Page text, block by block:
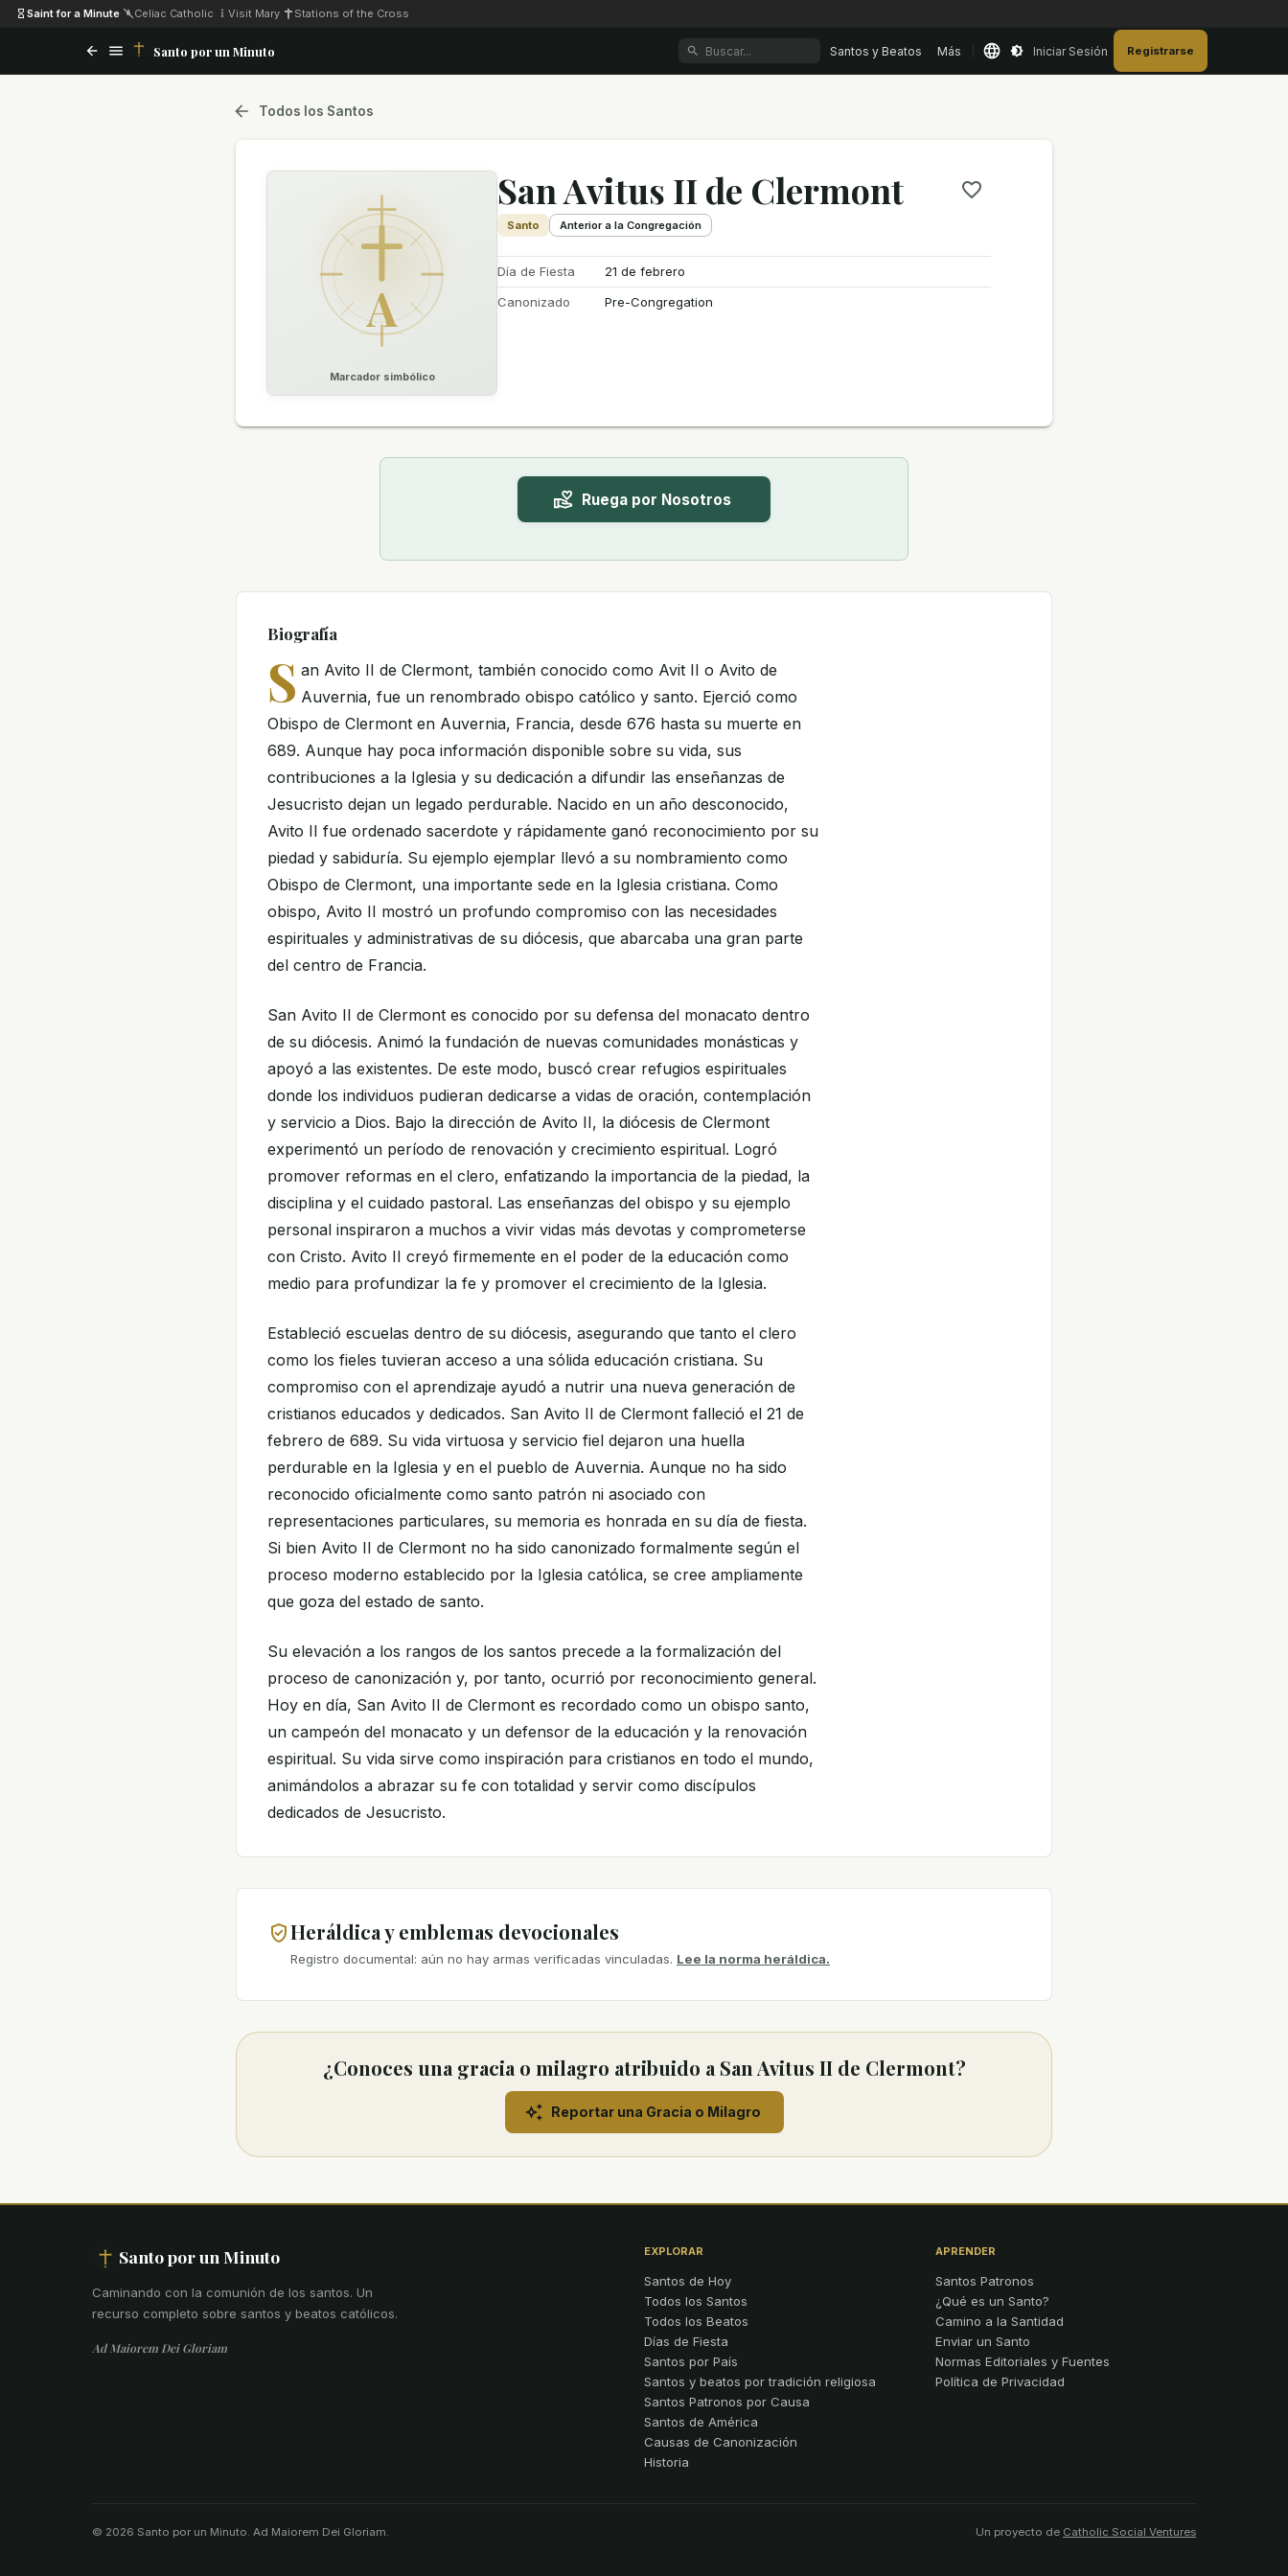
Saint for a Minute Celiac Catholic Visit Mary Stations of the Cross
Santo por un Minuto Santos y Beatos Más Iniciar Sesión Registrarse
Todos los Santos
A
Marcador simbólico
San Avitus II de Clermont
Santo Anterior a la Congregación
Día de Fiesta
21 de febrero
Canonizado
Pre-Congregation
Ruega por Nosotros
Biografía
S an Avito II de Clermont, también conocido como Avit II o Avito de
Auvernia, fue un renombrado obispo católico y santo. Ejerció como
Obispo de Clermont en Auvernia, Francia, desde 676 hasta su muerte en
689. Aunque hay poca información disponible sobre su vida, sus
contribuciones a la Iglesia y su dedicación a difundir las enseñanzas de
Jesucristo dejan un legado perdurable. Nacido en un año desconocido,
Avito II fue ordenado sacerdote y rápidamente ganó reconocimiento por su
piedad y sabiduría. Su ejemplo ejemplar llevó a su nombramiento como
Obispo de Clermont, una importante sede en la Iglesia cristiana. Como
obispo, Avito II mostró un profundo compromiso con las necesidades
espirituales y administrativas de su diócesis, que abarcaba una gran parte
del centro de Francia.
San Avito II de Clermont es conocido por su defensa del monacato dentro
de su diócesis. Animó la fundación de nuevas comunidades monásticas y
apoyó a las existentes. De este modo, buscó crear refugios espirituales
donde los individuos pudieran dedicarse a vidas de oración, contemplación
y servicio a Dios. Bajo la dirección de Avito II, la diócesis de Clermont
experimentó un período de renovación y crecimiento espiritual. Logró
promover reformas en el clero, enfatizando la importancia de la piedad, la
disciplina y el cuidado pastoral. Las enseñanzas del obispo y su ejemplo
personal inspiraron a muchos a vivir vidas más devotas y comprometerse
con Cristo. Avito II creyó firmemente en el poder de la educación como
medio para profundizar la fe y promover el crecimiento de la Iglesia.
Estableció escuelas dentro de su diócesis, asegurando que tanto el clero
como los fieles tuvieran acceso a una sólida educación cristiana. Su
compromiso con el aprendizaje ayudó a nutrir una nueva generación de
cristianos educados y dedicados. San Avito II de Clermont falleció el 21 de
febrero de 689. Su vida virtuosa y servicio fiel dejaron una huella
perdurable en la Iglesia y en el pueblo de Auvernia. Aunque no ha sido
reconocido oficialmente como santo patrón ni asociado con
representaciones particulares, su memoria es honrada en su día de fiesta.
Si bien Avito II de Clermont no ha sido canonizado formalmente según el
proceso moderno establecido por la Iglesia católica, se cree ampliamente
que goza del estado de santo.
Su elevación a los rangos de los santos precede a la formalización del
proceso de canonización y, por tanto, ocurrió por reconocimiento general.
Hoy en día, San Avito II de Clermont es recordado como un obispo santo,
un campeón del monacato y un defensor de la educación y la renovación
espiritual. Su vida sirve como inspiración para cristianos en todo el mundo,
animándolos a abrazar su fe con totalidad y servir como discípulos
dedicados de Jesucristo.
Heráldica y emblemas devocionales
Registro documental: aún no hay armas verificadas vinculadas. Lee la norma heráldica.
¿Conoces una gracia o milagro atribuido a San Avitus II de Clermont?
Reportar una Gracia o Milagro
Santo por un Minuto
Caminando con la comunión de los santos. Un
recurso completo sobre santos y beatos católicos.
Ad Maiorem Dei Gloriam
EXPLORAR
Santos de Hoy
Todos los Santos
Todos los Beatos
Días de Fiesta
Santos por País
Santos y beatos por tradición religiosa
Santos Patronos por Causa
Santos de América
Causas de Canonización
Historia
APRENDER
Santos Patronos
¿Qué es un Santo?
Camino a la Santidad
Enviar un Santo
Normas Editoriales y Fuentes
Política de Privacidad
© 2026 Santo por un Minuto. Ad Maiorem Dei Gloriam. Un proyecto de Catholic Social Ventures